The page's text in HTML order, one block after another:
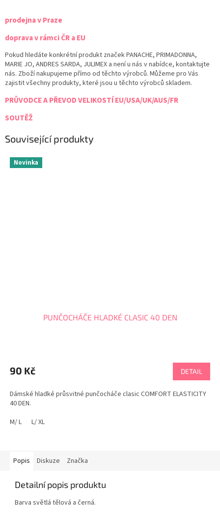
prodejna v Praze
doprava v rámci ČR a EU
Pokud hledáte konkrétní produkt značek PANACHE, PRIMADONNA,
MARIE JO, ANDRES SARDA, JULIMEX a není u nás v nabídce, kontaktujte
nás. Zboží nakupujeme přímo od těchto výrobců. Můžeme pro Vás
zajistit všechny produkty, které jsou u těchto výrobců skladem.
PRŮVODCE A PŘEVOD VELIKOSTÍ EU/USA/UK/AUS/FR
SOUTĚŽ
Související produkty
Novinka
PUNČOCHÁČE HLADKÉ CLASIC 40 DEN
90 Kč DETAIL
Dámské hladké průsvitné punčocháče clasic COMFORT ELASTICITY
40 DEN.
M/ L
L/ XL
Popis Diskuze Značka
Detailní popis produktu
Barva světlá tělová a černá.